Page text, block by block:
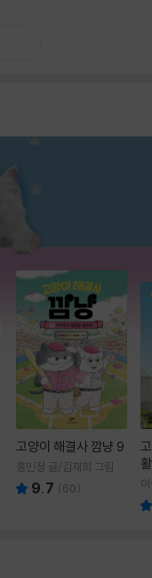
고양이 해결사 깜냥 9
홍민정 글/김재희 그림
9.7 (60)